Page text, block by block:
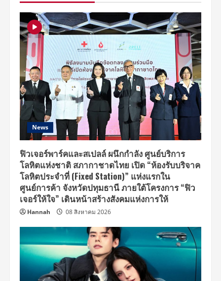
News
ฟิวเจอร์พาร์คและสเปลล์ ผนึกกำลัง ศูนย์บริการ
โลหิตแห่งชาติ สภากาชาดไทย เปิด “ห้องรับบริจาค
โลหิตประจำที่ (Fixed Station)” แห่งแรกใน
ศูนย์การค้า จังหวัดปทุมธานี ภายใต้โครงการ “ฟิว
เจอร์ให้ใจ” เดินหน้าสร้างสังคมแห่งการให้
Hannah 08 สิงหาคม 2026